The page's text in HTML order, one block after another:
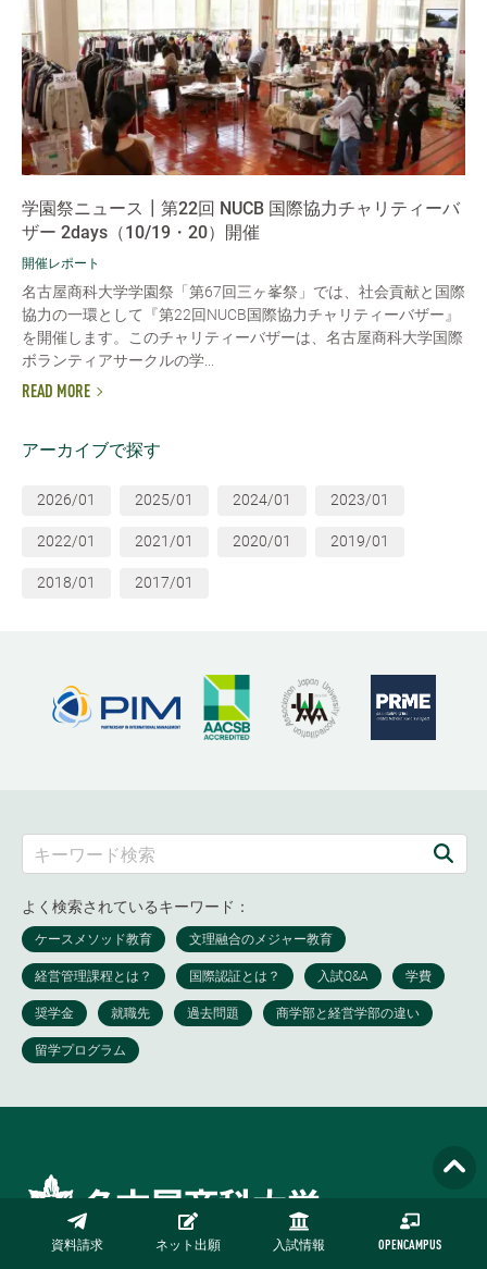
資料請求 ネット出願 入試情報 OPENCAMPUS
学園祭ニュース┃第22回 NUCB 国際協力チャリティーバ
ザー 2days（10/19・20）開催
開催レポート
名古屋商科大学学園祭「第67回三ヶ峯祭」では、社会貢献と国際
協力の一環として『第22回NUCB国際協力チャリティーバザー』
を開催します。このチャリティーバザーは、名古屋商科大学国際
ボランティアサークルの学...
READ MORE
アーカイブで探す
2026/01 2025/01 2024/01 2023/01
2022/01 2021/01 2020/01 2019/01
2018/01 2017/01
よく検索されているキーワード：